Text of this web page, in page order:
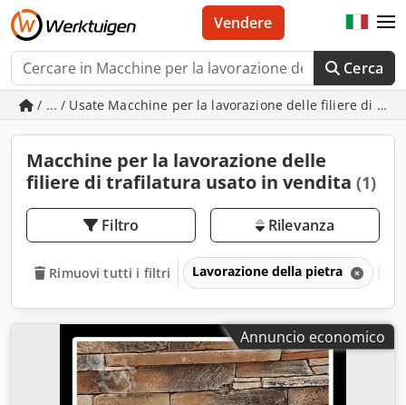
Cerca
Vendere
/ ... / Usate Macchine per la lavorazione delle filiere di
Macchine per la lavorazione delle
filiere di trafilatura usato in vendita (1)
Filtro Rilevanza
Rimuovi tutti i filtri Lavorazione della pietra
Annuncio economico